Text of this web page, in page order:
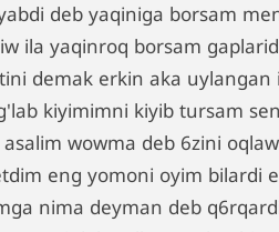
deb yaqiniga borsam
ila yaqinroq borsam
demak erkin aka uylangan
kiyimimni kiyib tursam
asalim wowma deb 6zini
eng yomoni oyim bilardi
nima deyman deb